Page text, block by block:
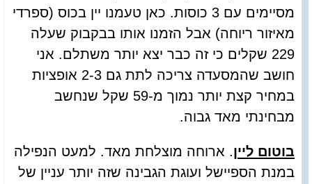
מסיימים עם 3 כוסות. כאן טעמנו יין בכוס (ספרדי
מאיזור ריוחה) אבל הזמנו אותו בבקבוק שעלה
229 שקלים כי זה כבר יצא יותר משתלם. אני
חושב שהמסעדה צריכה לתת גם 2-3 אופציות
במחיר קצת יותר נמוך מ-59 שקל שנחשב
מבחינתי מאד גבוה.
בוטום ליין. ארוחה מוצלחת מאד. למעט הנפילה
במנת הספיישל ועוגת הגבינה שזה יותר עניין של